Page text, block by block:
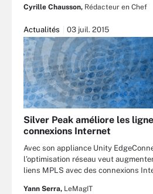
Cyrille Chausson, Rédacteur en Chef
Actualités 03 juil. 2015
Silver Peak améliore les
connexions Internet
Avec son appliance Unity
l’optimisation réseau veut
liens MPLS avec des connexions
Yann Serra, LeMagIT